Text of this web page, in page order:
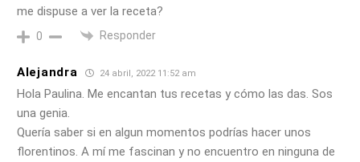
me dispuse a ver la receta?
0 Responder
Alejandra 24 abril, 2022 11:52 am
Hola Paulina. Me encantan tus recetas y cómo las das. Sos
una genia.
Quería saber si en algun momentos podrías hacer unos
florentinos. A mí me fascinan y no encuentro en ninguna de